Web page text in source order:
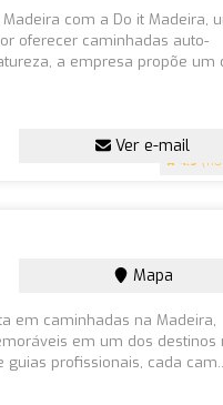
4.9
com a Do it Madeira,
oferecer caminhadas auto-
a empresa propõe um
Ver e-mail
Mapa
em caminhadas na Madeira,
em um dos destinos
profissionais, cada